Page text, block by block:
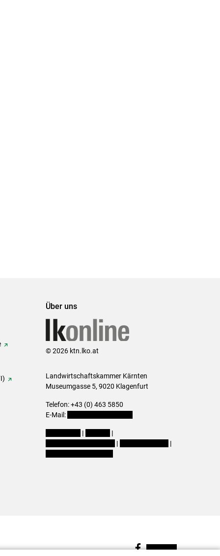
Über uns
© 2026 ktn.lko.at
Landwirtschaftskammer Kärnten
Museumgasse 5, 9020 Klagenfurt
Telefon: +43 (0) 463 5850
E-Mail:
|
|
|
|
Facebook